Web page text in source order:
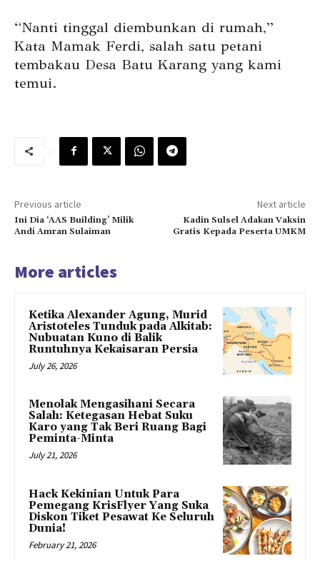
“Nanti tinggal diembunkan di rumah,”
Kata Mamak Ferdi, salah satu petani
tembakau Desa Batu Karang yang kami
temui.
Previous article
Ini Dia ‘AAS Building’ Milik
Andi Amran Sulaiman
Next article
Kadin Sulsel Adakan Vaksin
Gratis Kepada Peserta UMKM
More articles
Ketika Alexander Agung, Murid
Aristoteles Tunduk pada Alkitab:
Nubuatan Kuno di Balik
Runtuhnya Kekaisaran Persia
July 26, 2026
Menolak Mengasihani Secara
Salah: Ketegasan Hebat Suku
Karo yang Tak Beri Ruang Bagi
Peminta-Minta
July 21, 2026
Hack Kekinian Untuk Para
Pemegang KrisFlyer Yang Suka
Diskon Tiket Pesawat Ke Seluruh
Dunia!
February 21, 2026